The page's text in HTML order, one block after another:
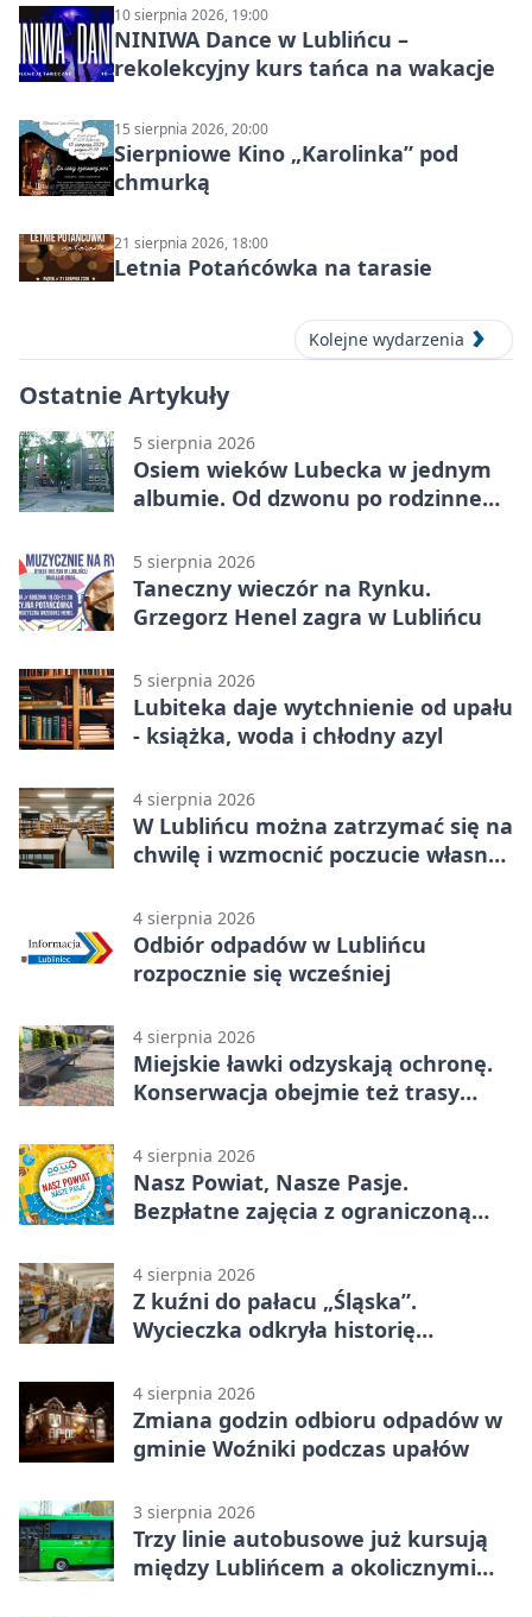
10 sierpnia 2026, 19:00
NINIWA Dance w Lublińcu –
rekolekcyjny kurs tańca na wakacje
15 sierpnia 2026, 20:00
Sierpniowe Kino „Karolinka” pod
chmurką
21 sierpnia 2026, 18:00
Letnia Potańcówka na tarasie
Kolejne wydarzenia
Ostatnie Artykuły
5 sierpnia 2026
Osiem wieków Lubecka w jednym
albumie. Od dzwonu po rodzinne
5 sierpnia 2026
Taneczny wieczór na Rynku.
Grzegorz Henel zagra w Lublińcu
5 sierpnia 2026
Lubiteka daje wytchnienie od upału
- książka, woda i chłodny azyl
4 sierpnia 2026
W Lublińcu można zatrzymać się na
chwilę i wzmocnić poczucie własnej
4 sierpnia 2026
Odbiór odpadów w Lublińcu
rozpocznie się wcześniej
4 sierpnia 2026
Miejskie ławki odzyskają ochronę.
Konserwacja obejmie też trasy
4 sierpnia 2026
Nasz Powiat, Nasze Pasje.
Bezpłatne zajęcia z ograniczoną
4 sierpnia 2026
Z kuźni do pałacu „Śląska”.
Wycieczka odkryła historię
4 sierpnia 2026
Zmiana godzin odbioru odpadów w
gminie Woźniki podczas upałów
3 sierpnia 2026
Trzy linie autobusowe już kursują
między Lublińcem a okolicznymi